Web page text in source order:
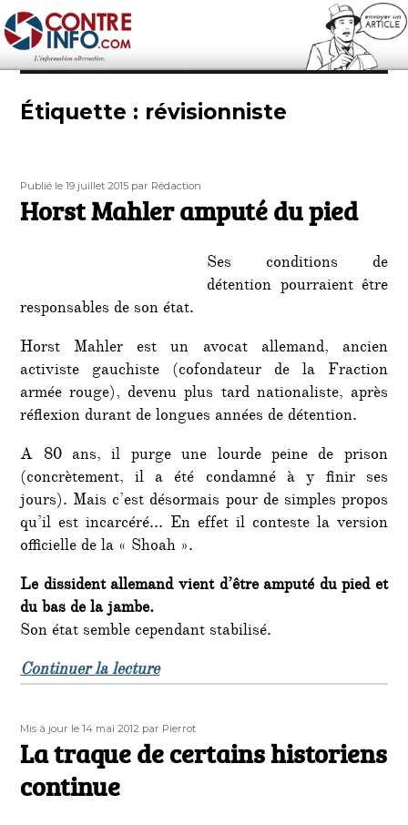
Contre-Info
Étiquette : révisionniste
Publié
le
Publié le 19 juillet 2015 Auteur
par Rédaction
Horst Mahler amputé du pied
Ses conditions de
détention pourraient être
responsables de son état.
Horst Mahler est un avocat allemand, ancien
activiste gauchiste (cofondateur de la Fraction
armée rouge), devenu plus tard nationaliste, après
réflexion durant de longues années de détention.
A 80 ans, il purge une lourde peine de prison
(concrètement, il a été condamné à y finir ses
jours). Mais c’est désormais pour de simples propos
qu’il est incarcéré… En effet il conteste la version
officielle de la « Shoah ».
Le dissident allemand vient d’être amputé du pied et
du bas de la jambe.
Son état semble cependant stabilisé.
Continuer la lecturede « Horst Mahler amputé du pied »
Publié
le
Mis à jour le 14 mai 2012 Auteur
par Pierrot
La traque de certains historiens
continue